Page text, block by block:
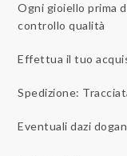
Ogni gioiello prima
controllo qualità
Effettua il tuo
Spedizione:
Eventuali dazi